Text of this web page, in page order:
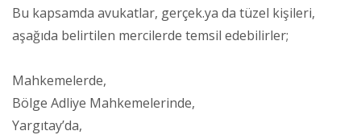
Bu kapsamda avukatlar, gerçek.ya da tüzel kişileri,
aşağıda belirtilen mercilerde temsil edebilirler;
Mahkemelerde,
Bölge Adliye Mahkemelerinde,
Yargıtay’da,